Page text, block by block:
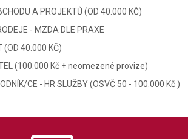
A PROJEKTŮ (OD 40.000 KČ)
- MZDA DLE PRAXE
(OD 40.000 KČ)
(100.000 Kč + neomezené provize)
CE - HR SLUŽBY (OSVČ 50 - 100.000 Kč )